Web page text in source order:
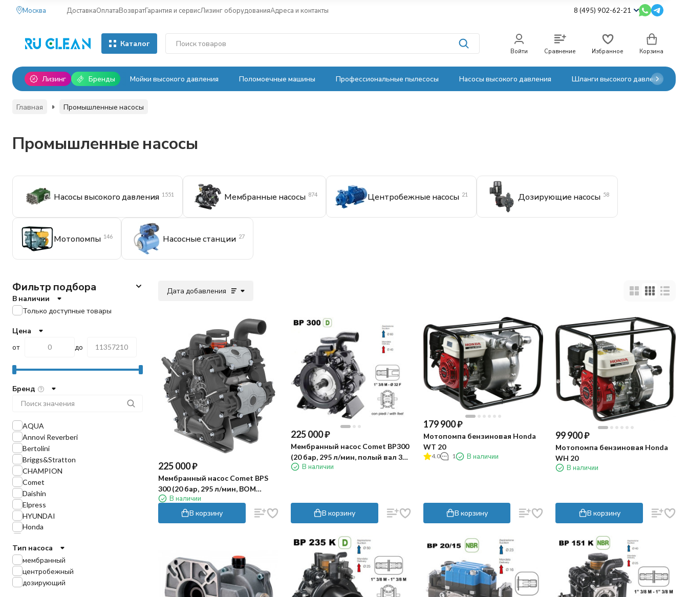
Москва ДоставкаОплатаВозвратГарантия и сервисЛизинг оборудованияАдреса и контакты 8 (495) 902-62-21
Каталог
Войти Сравнение Избранное Корзина
Лизинг Бренды Мойки высокого давления Поломоечные машины Профессиональные пылесосы Насосы высокого давления Шланги высокого давления
Главная Промышленные насосы
Промышленные насосы
Насосы высокого давления 1551 Мембранные насосы 874 Центробежные насосы 21 Дозирующие насосы 58
Мотопомпы 146 Насосные станции 27
Дата добавления
225 000₽
Мембранный насос Comet BPS
300 (20 бар, 295 л/мин, ВОМ
1"⅜-32 мм)
В наличии
В корзину
225 000₽
Мембранный насос Comet BP300
(20 бар, 295 л/мин, полый вал 32
мм)В наличии
В корзину
179 900₽
Мотопомпа бензиновая Honda
WT 20
4.0 1 В наличии
В корзину
99 900₽
Мотопомпа бензиновая Honda
WH 20
В наличии
В корзину
Фильтр подбора
В наличии
Только доступные товары
Цена
от
до
Бренд
AQUA
Annovi Reverberi
Bertolini
Briggs&Stratton
CHAMPION
Comet
Daishin
Elpress
HYUNDAI
Honda
Mazzoni
Mixtron
PA
Ramex
Тип насоса
мембранный
центробежный
дозирующий